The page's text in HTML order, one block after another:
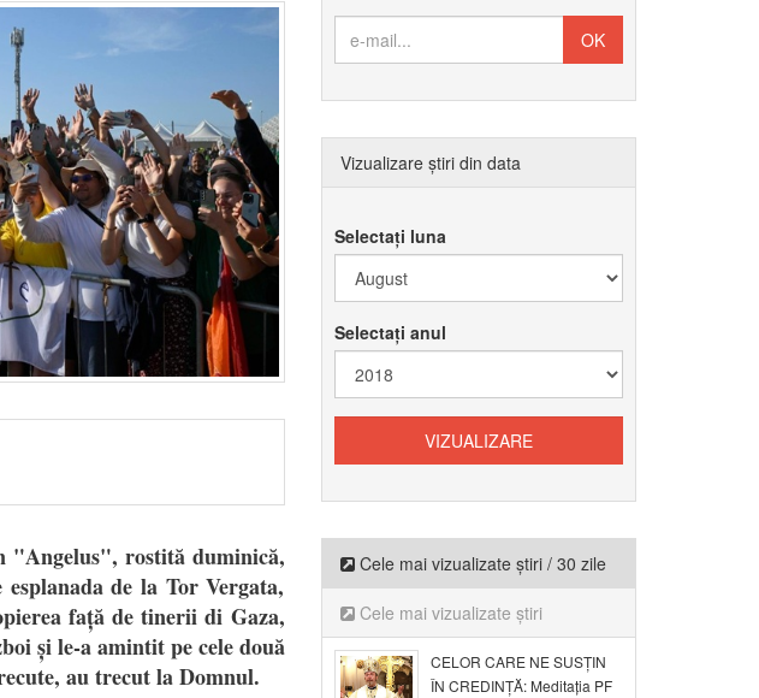
"Angelus", rostită duminică,
de la Tor Vergata,
față de tinerii di Gaza,
și le-a amintit pe cele două
au trecut la Domnul.
Vizualizare știri din data
Selectați luna
Selectați anul
Cele mai vizualizate știri / 30 zile
Cele mai vizualizate știri
CELOR CARE NE SUSȚIN
ÎN CREDINȚĂ: Meditația PF